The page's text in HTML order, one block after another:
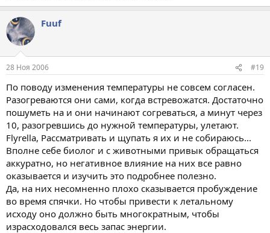
Fuuf
28 Ноя 2006 #19
По поводу изменения температуры не совсем согласен.
Разогреваются они сами, когда встревожатся. Достаточно
пошуметь на и они начинают согреваться, а минут через
10, разогревшись до нужной температуры, улетают.
Flyrella, Рассматривать и щупать я их и не собираюсь...
Вполне себе биолог и с животными привык обращаться
аккуратно, но негативное влияние на них все равно
оказывается и изучить это подробнее полезно.
Да, на них несомненно плохо сказывается пробуждение
во время спячки. Но чтобы привести к летальному
исходу оно должно быть многократным, чтобы
израсходовался весь запас энергии.